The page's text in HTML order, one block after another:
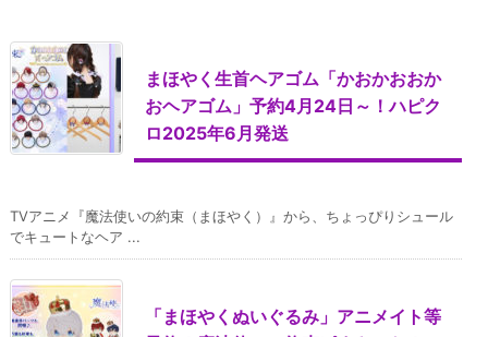
まほやく生首ヘアゴム「かおかおおか
おヘアゴム」予約4月24日～！ハピク
ロ2025年6月発送
TVアニメ『魔法使いの約束（まほやく）』から、ちょっぴりシュール
でキュートなヘア ...
「まほやくぬいぐるみ」アニメイト等